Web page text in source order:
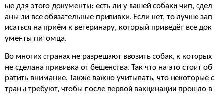
ые для этого документы: есть ли у вашей собаки чип, сдел
аны ли все обязательные прививки. Если нет, то лучше зап
исаться на приём к ветеринару, который приведёт все док
ументы питомца.
Во многих странах не разрешают ввозить собак, к которых
не сделана прививка от бешенства. Так что на это стоит об
ратить внимание. Также важно учитывать, что некоторые с
траны требуют, чтобы после первой вакцинации прошло в